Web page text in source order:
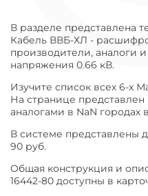
В разделе представлена
Кабель ВВБ-ХЛ -
производители, аналоги
напряжения 0.66 кВ.
Изучите список всех 6-х
На странице
аналогами в NaN городах
В системе представлены
90 руб.
Общая конструкция и
16442-80 доступны в